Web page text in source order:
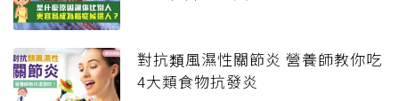
對抗類風濕性關節炎 營養師教你吃
4大類食物抗發炎